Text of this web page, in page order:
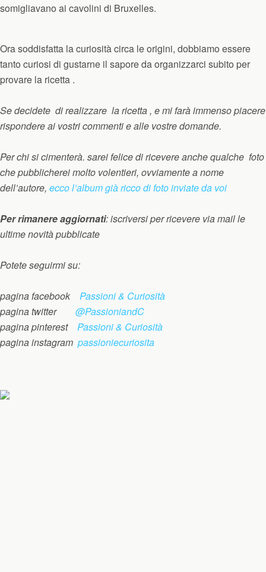
somigliavano ai cavolini di Bruxelles.
Ora soddisfatta la curiosità circa le origini, dobbiamo essere
tanto curiosi di gustarne il sapore da organizzarci subito per
provare la ricetta .
Se decidete di realizzare la ricetta , e mi farà immenso piacere
rispondere ai vostri commenti e alle vostre domande.
Per chi si cimenterà. sarei felice di ricevere anche qualche foto
che pubblicherei molto volentieri, ovviamente a nome
dell’autore, ecco l’album già ricco di foto inviate da voi
Per rimanere aggiornati:iscriversi per ricevere via mail le
ultime novità pubblicate
Potete seguirmi su:
pagina facebook Passioni & Curiosità
pagina twitter @PassioniandC
pagina pinterest Passioni & Curiosità
pagina instagram passioniecuriosita